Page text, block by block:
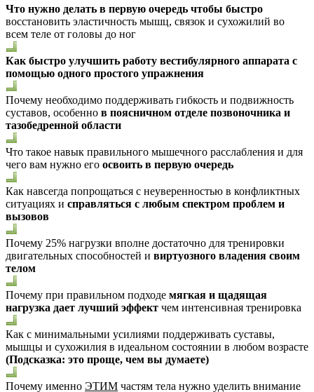
Что нужно делать в первую очередь чтобы быстро
восстановить эластичность мышц, связок и сухожилий во
всем теле от головы до ног
Как быстро улучшить работу вестибулярного аппарата с
помощью одного простого упражнения
Почему необходимо поддерживать гибкость и подвижность
суставов, особенно в поясничном отделе позвоночника и
тазобедренной области
Что такое навык правильного мышечного расслабления и для
чего вам нужно его освоить в первую очередь
Как навсегда попрощаться с неуверенностью в конфликтных
ситуациях и справляться с любым спектром проблем и
вызовов
Почему 25% нагрузки вполне достаточно для тренировки
двигательных способностей и виртуозного владения своим
телом
Почему при правильном подходе мягкая и щадящая
нагрузка дает лучший эффект чем интенсивная тренировка
Как с минимальными усилиями поддерживать суставы,
мышцы и сухожилия в идеальном состоянии в любом возрасте
(Подсказка: это проще, чем вы думаете)
Почему именно ЭТИМ частям тела нужно уделить внимание